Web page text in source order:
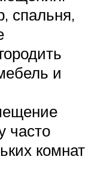
спальня,
и
часто
комнат